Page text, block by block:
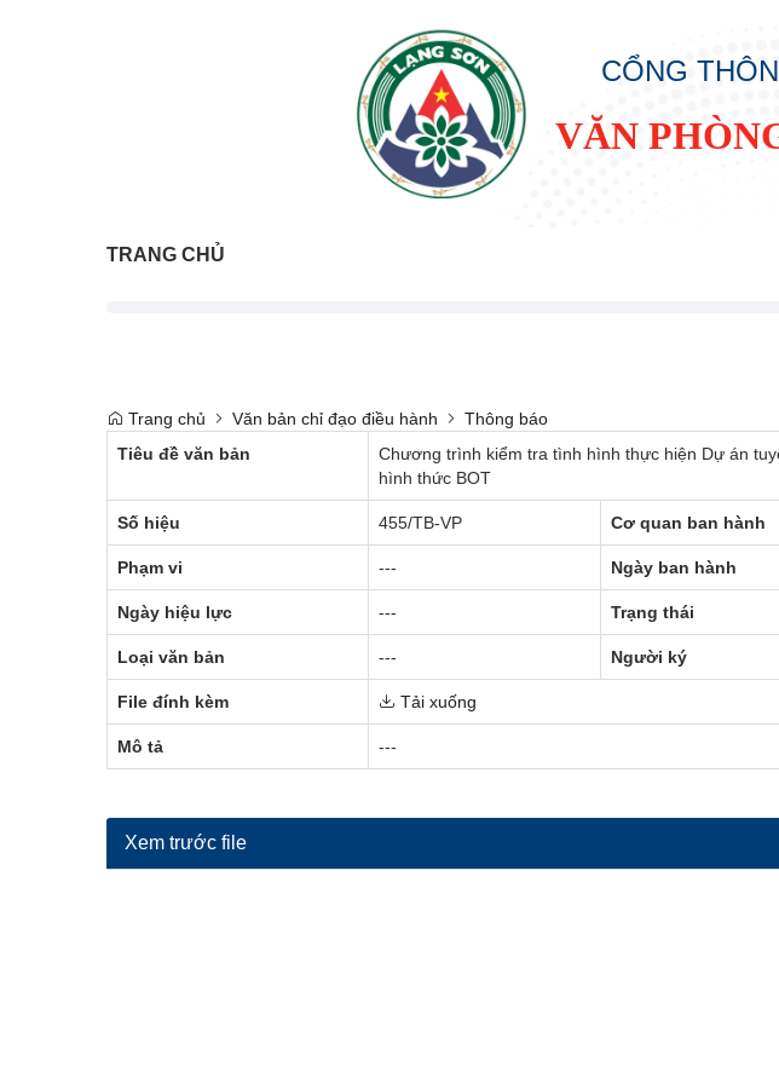
CỔNG
VĂN
TRANG CHỦ
Trang chủ Văn bản chỉ đạo điều hành
Thông báo
Tiêu đề văn bản
Chương trình kiểm tra tình hình thực hiện Dự án
hình thức BOT
Số hiệu 455/TB-VP Cơ quan ban hành
Phạm vi --- Ngày ban hành
Ngày hiệu lực --- Trạng thái
Loại văn bản --- Người ký
File đính kèm Tải xuống
Mô tả ---
Xem trước file